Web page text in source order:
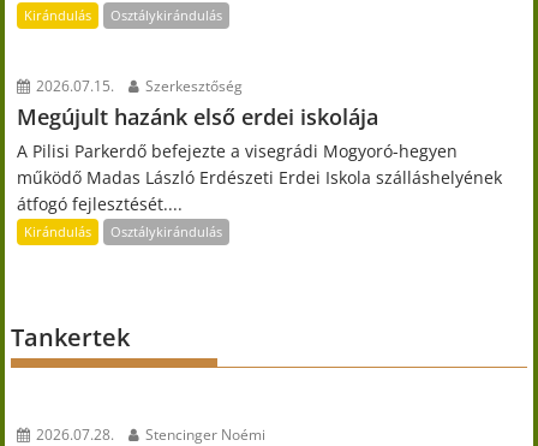
Kirándulás Osztálykirándulás
2026.07.15. Szerkesztőség
Megújult hazánk első erdei iskolája
A Pilisi Parkerdő befejezte a visegrádi Mogyoró-hegyen
működő Madas László Erdészeti Erdei Iskola szálláshelyének
átfogó fejlesztését....
Kirándulás Osztálykirándulás
Tankertek
2026.07.28. Stencinger Noémi